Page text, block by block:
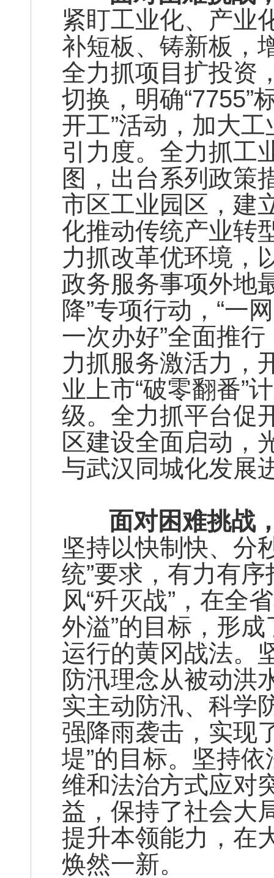
紧盯工业化、产业
补短板、铸新板，
全力抓项目扩投资
切换，明确“7755”
开工”活动，加大
引力度。全力抓工
图，出台系列政策
市区工业园区，建
化推动传统产业转
力抓改革优环境，
政务服务事项外地
降”专项行动，“一
一次办好”全面推
力抓服务激活力，
业上市“破零翻番”
级。全力抓平台促
区建设全面启动，
与武汉同城化发展
面对困难挑战，
坚持以快制快、分
统”要求，有力有
风“歼灭战”，在全
外溢”的目标，形
运行的黄冈战法。
防汛理念从被动洪
实主动防汛、科学
强降雨袭击，实现
堤”的目标。坚持
维和法治方式应对
益，保持了社会大
提升本领能力，在
焕然一新。